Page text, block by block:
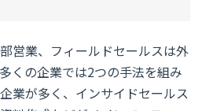
営業、フィールドセールスは外
くの企業では2つの手法を組み
業が多く、インサイドセールス